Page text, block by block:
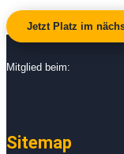
Jetzt Platz im
Mitglied beim:
Sitemap